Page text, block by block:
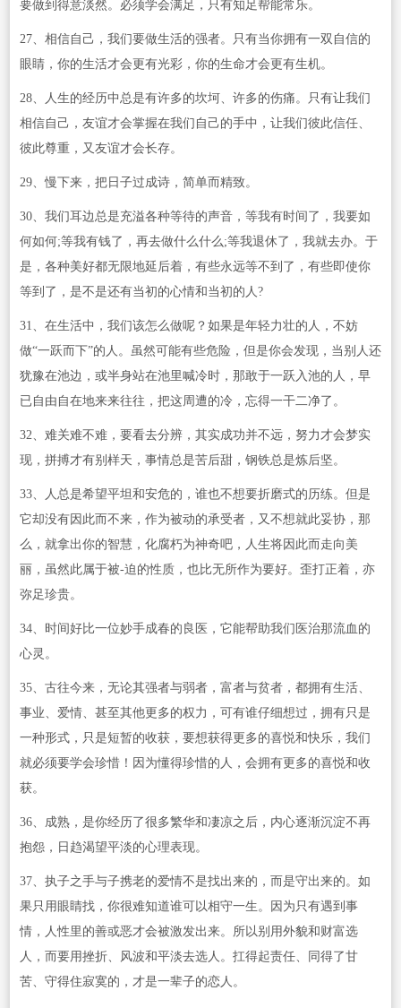
要做到得意淡然。必须学会满足，只有知足帮能常乐。
27、相信自己，我们要做生活的强者。只有当你拥有一双自信的
眼睛，你的生活才会更有光彩，你的生命才会更有生机。
28、人生的经历中总是有许多的坎坷、许多的伤痛。只有让我们
相信自己，友谊才会掌握在我们自己的手中，让我们彼此信任、
彼此尊重，又友谊才会长存。
29、慢下来，把日子过成诗，简单而精致。
30、我们耳边总是充溢各种等待的声音，等我有时间了，我要如
何如何;等我有钱了，再去做什么什么;等我退休了，我就去办。于
是，各种美好都无限地延后着，有些永远等不到了，有些即使你
等到了，是不是还有当初的心情和当初的人?
31、在生活中，我们该怎么做呢？如果是年轻力壮的人，不妨
做“一跃而下”的人。虽然可能有些危险，但是你会发现，当别人还
犹豫在池边，或半身站在池里喊冷时，那敢于一跃入池的人，早
已自由自在地来来往往，把这周遭的冷，忘得一干二净了。
32、难关难不难，要看去分辨，其实成功并不远，努力才会梦实
现，拼搏才有别样天，事情总是苦后甜，钢铁总是炼后坚。
33、人总是希望平坦和安危的，谁也不想要折磨式的历练。但是
它却没有因此而不来，作为被动的承受者，又不想就此妥协，那
么，就拿出你的智慧，化腐朽为神奇吧，人生将因此而走向美
丽，虽然此属于被-迫的性质，也比无所作为要好。歪打正着，亦
弥足珍贵。
34、时间好比一位妙手成春的良医，它能帮助我们医治那流血的
心灵。
35、古往今来，无论其强者与弱者，富者与贫者，都拥有生活、
事业、爱情、甚至其他更多的权力，可有谁仔细想过，拥有只是
一种形式，只是短暂的收获，要想获得更多的喜悦和快乐，我们
就必须要学会珍惜！因为懂得珍惜的人，会拥有更多的喜悦和收
获。
36、成熟，是你经历了很多繁华和凄凉之后，内心逐渐沉淀不再
抱怨，日趋渴望平淡的心理表现。
37、执子之手与子携老的爱情不是找出来的，而是守出来的。如
果只用眼睛找，你很难知道谁可以相守一生。因为只有遇到事
情，人性里的善或恶才会被激发出来。所以别用外貌和财富选
人，而要用挫折、风波和平淡去选人。扛得起责任、同得了甘
苦、守得住寂寞的，才是一辈子的恋人。